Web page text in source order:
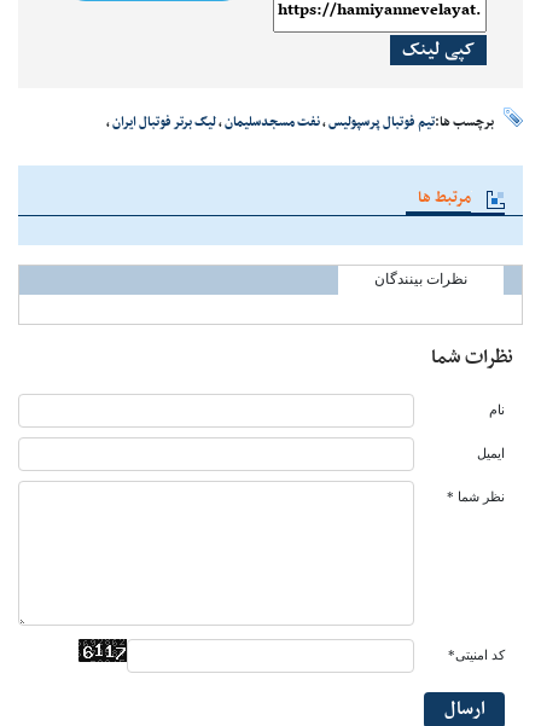
کپی لینک
برچسب ها:تیم فوتبال پرسپولیس،نفت مسجدسلیمان،لیگ برتر فوتبال ایران،
مرتبط ها
نظرات بینندگان
نظرات شما
نام
ایمیل
نظر شما *
کد امنیتی*
ارسال